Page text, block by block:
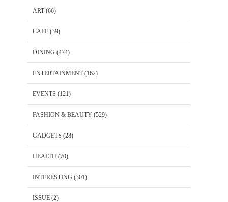
ART(66)
CAFE (39)
DINING (474)
ENTERTAINMENT(162)
EVENTS (121)
FASHION & BEAUTY (529)
GADGETS (28)
HEALTH (70)
INTERESTING (301)
ISSUE (2)